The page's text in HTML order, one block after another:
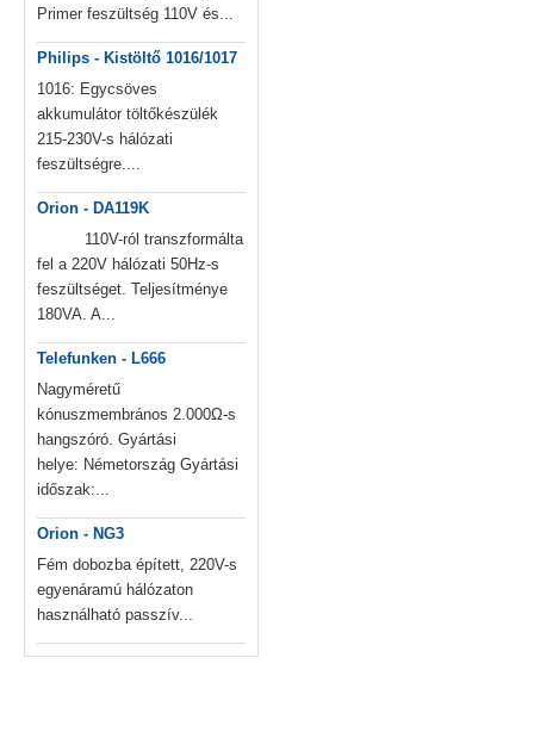
Primer feszültség 110V és...
Philips - Kistöltő 1016/1017
1016: Egycsöves
akkumulátor töltőkészülék
215-230V-s hálózati
feszültségre....
Orion - DA119K
110V-ról transzformálta
fel a 220V hálózati 50Hz-s
feszültséget. Teljesítménye
180VA. A...
Telefunken - L666
Nagyméretű
kónuszmembrános 2.000Ω-s
hangszóró. Gyártási
helye: Németország Gyártási
időszak:...
Orion - NG3
Fém dobozba épített, 220V-s
egyenáramú hálózaton
használható passzív...